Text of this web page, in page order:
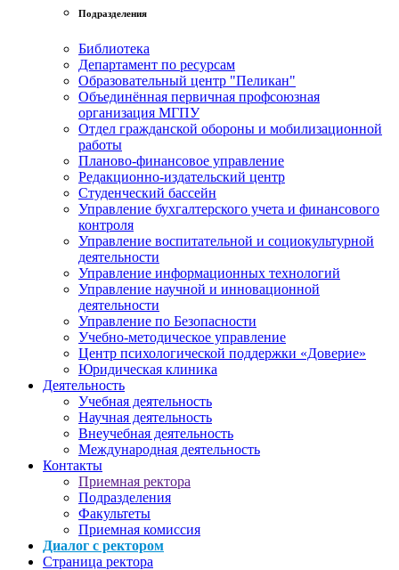
Подразделения
Библиотека
Департамент по ресурсам
Образовательный центр "Пеликан"
Объединённая первичная профсоюзная
организация МГПУ
Отдел гражданской обороны и мобилизационной
работы
Планово-финансовое управление
Редакционно-издательский центр
Студенческий бассейн
Управление бухгалтерского учета и финансового
контроля
Управление воспитательной и социокультурной
деятельности
Управление информационных технологий
Управление научной и инновационной
деятельности
Управление по Безопасности
Учебно-методическое управление
Центр психологической поддержки «Доверие»
Юридическая клиника
Деятельность
Учебная деятельность
Научная деятельность
Внеучебная деятельность
Международная деятельность
Контакты
Приемная ректора
Подразделения
Факультеты
Приемная комиссия
Диалог с ректором
Страница ректора